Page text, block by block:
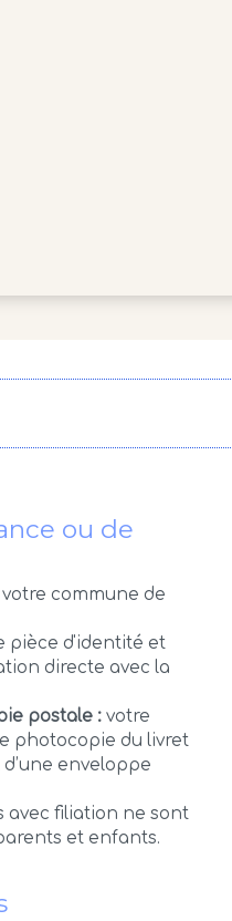
ou de
commune de
pièce d'identité et
directe avec la
postale : votre
photocopie du livret
enveloppe
avec filiation ne sont
et enfants.